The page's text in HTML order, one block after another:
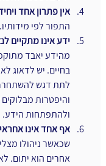
אין פתרון אחד
התפור לפי מידותיו.
ידע אינו מתקיים
מהידע יאבד
בחיים. יש לדאוג
לתת דגש
והיפטרות
ולהתפתחות הידע.
אף אחד אינו
שכאשר ניהולו
אחרים הוא יתום.